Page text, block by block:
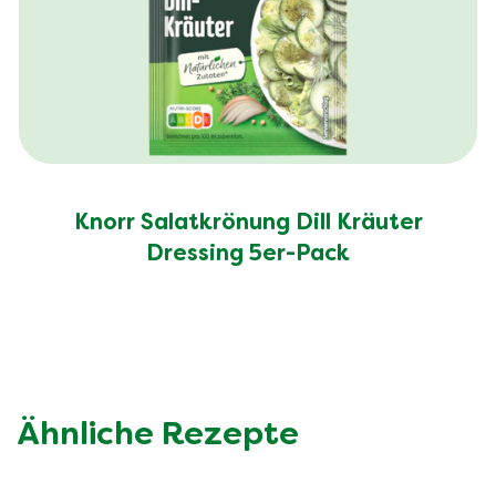
Knorr Salatkrönung Dill Kräuter
Dressing 5er-Pack
Ähnliche Rezepte